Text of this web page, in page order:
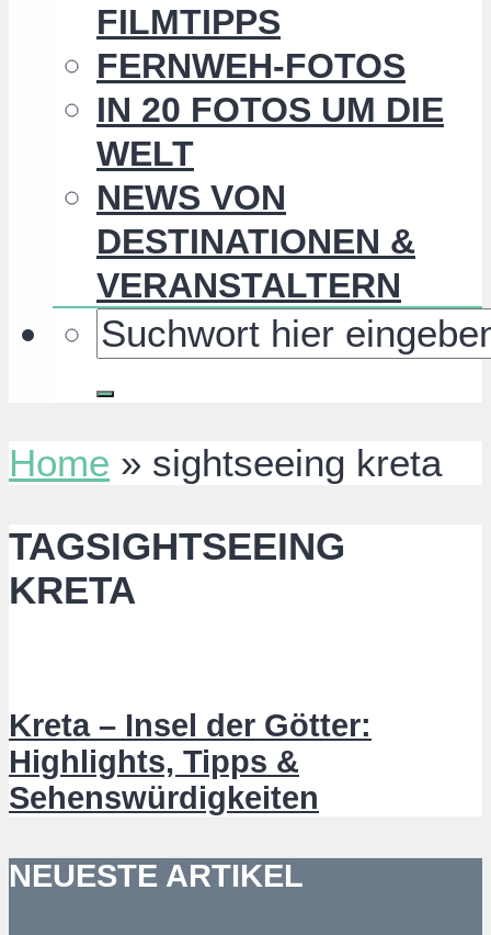
FILMTIPPS
FERNWEH-FOTOS
IN 20 FOTOS UM DIE
WELT
NEWS VON
DESTINATIONEN &
VERANSTALTERN
Home » sightseeing kreta
TAGSIGHTSEEING
KRETA
Kreta – Insel der Götter:
Highlights, Tipps &
Sehenswürdigkeiten
NEUESTE ARTIKEL